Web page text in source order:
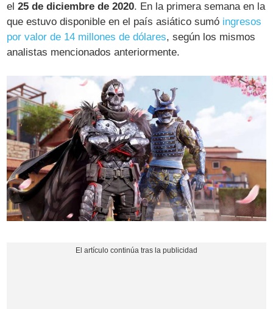
el25 de diciembre de 2020. En la primera semana en la
que estuvo disponible en el país asiático sumó ingresos
por valor de 14 millones de dólares, según los mismos
analistas mencionados anteriormente.